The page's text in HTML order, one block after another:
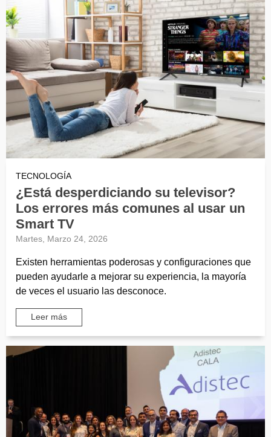
TECNOLOGÍA
¿Está desperdiciando su televisor?
Los errores más comunes al usar un
Smart TV
Martes, Marzo 24, 2026
Existen herramientas poderosas y configuraciones que
pueden ayudarle a mejorar su experiencia, la mayoría
de veces el usuario las desconoce.
Leer más